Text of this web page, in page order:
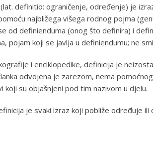
definitio: ograničenje, određenje) je
najbližega višega rodnog pojma
od definienduma (onog što definira) i
pojam koji se javlja u definiendumu; ne
i enciklopedike, definicija je
odvojena je zarezom, nema
koji su objašnjeni pod tim nazivom u djelu.
je svaki izraz koji pobliže određuje ili